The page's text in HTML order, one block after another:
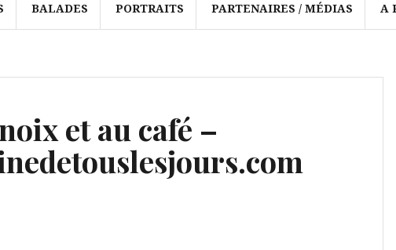
BALADES PORTRAITS PARTENAIRES / MÉDIAS A
et au café –